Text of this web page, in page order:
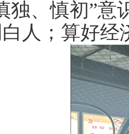
独、慎初”
人；算好经